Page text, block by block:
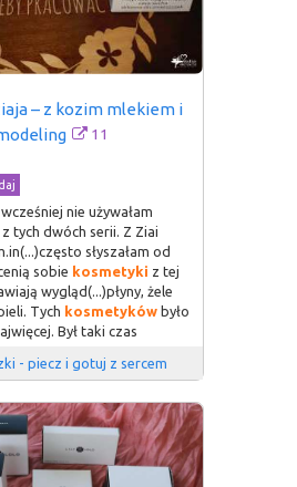
– z kozim mlekiem i
11
nie używałam
z tych dwóch serii. Z Ziai
słyszałam od
sobie kosmetyki z tej
wygląd(...)płyny, żele
Tych kosmetyków było
Był taki czas
- piecz i gotuj z sercem